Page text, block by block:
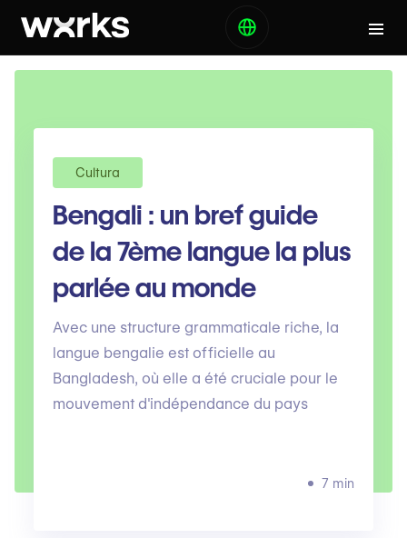
Cultura
Bengali : un bref guide
de la 7ème langue la plus
parlée au monde
Avec une structure grammaticale riche, la
langue bengalie est officielle au
Bangladesh, où elle a été cruciale pour le
mouvement d'indépendance du pays
7 min